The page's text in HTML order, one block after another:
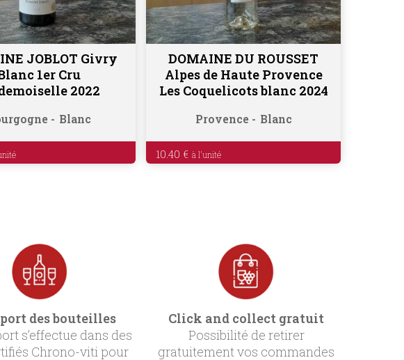
Ajouter au panier
JOBLOT Givry
1er Cru
2022
Blanc
Ajouter au panier
DOMAINE DU ROUSSET
Alpes de Haute Provence
Les Coquelicots blanc 2024
Provence Blanc
10.40 €
des bouteilles
s’effectue dans des
Chrono-viti pour
Click and collect gratuit
Possibilité de retirer
gratuitement vos commandes